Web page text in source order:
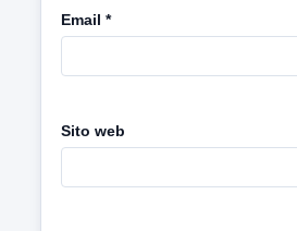
Email *
Sito web